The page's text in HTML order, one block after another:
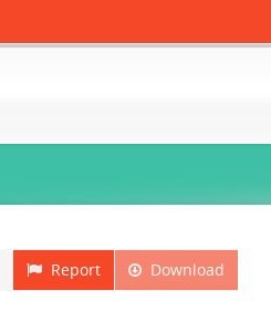
Download
Report